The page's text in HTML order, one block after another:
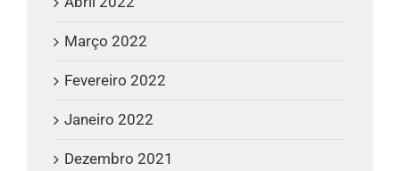
Março 2022
Fevereiro 2022
Janeiro 2022
Dezembro 2021